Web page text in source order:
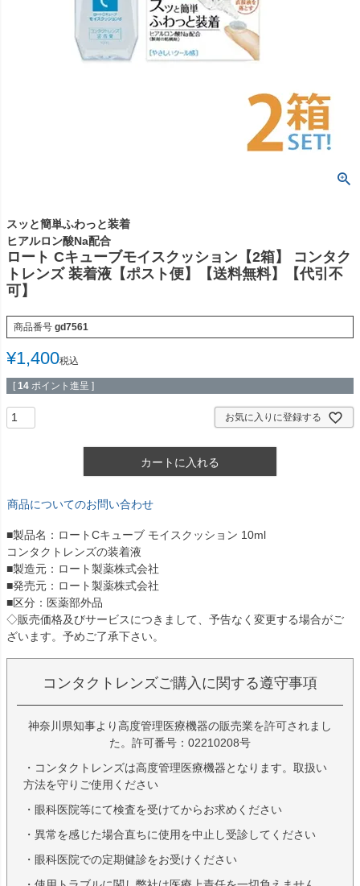
スッと簡単ふわっと装着
ヒアルロン酸Na配合
ロート Cキューブモイスクッション【2箱】 コンタク
トレンズ 装着液【ポスト便】【送料無料】【代引不
可】
商品番号 gd7561
¥1,400税込
[ 14 ポイント進呈 ]
お気に入りに登録する
カートに入れる
商品についてのお問い合わせ
■製品名：ロートCキューブ モイスクッション 10ml
コンタクトレンズの装着液
■製造元：ロート製薬株式会社
■発売元：ロート製薬株式会社
■区分：医薬部外品
◇販売価格及びサービスにつきまして、予告なく変更する場合がご
ざいます。予めご了承下さい。
コンタクトレンズご購入に関する遵守事項
神奈川県知事より高度管理医療機器の販売業を許可されまし
た。許可番号：02210208号
・コンタクトレンズは高度管理医療機器となります。取扱い
方法を守りご使用ください
・眼科医院等にて検査を受けてからお求めください
・異常を感じた場合直ちに使用を中止し受診してください
・眼科医院での定期健診をお受けください